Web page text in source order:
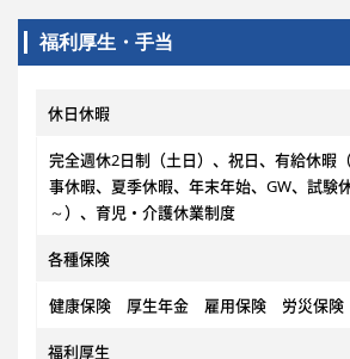
福利厚生・手当
休日休暇
完全週休2日制（土日）、祝日、有給休暇
事休暇、夏季休暇、年末年始、GW、試験
～）、育児・介護休業制度
各種保険
健康保険 厚生年金 雇用保険 労災保険
福利厚生